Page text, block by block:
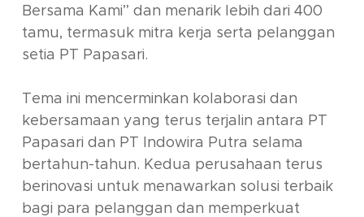
Bersama Kami” dan menarik lebih dari 400
tamu, termasuk mitra kerja serta pelanggan
setia PT Papasari.
Tema ini mencerminkan kolaborasi dan
kebersamaan yang terus terjalin antara PT
Papasari dan PT Indowira Putra selama
bertahun-tahun. Kedua perusahaan terus
berinovasi untuk menawarkan solusi terbaik
bagi para pelanggan dan memperkuat